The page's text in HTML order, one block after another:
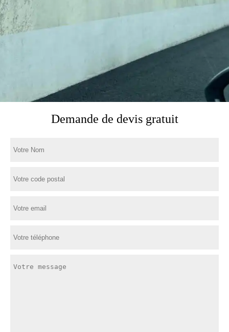
Demande de devis gratuit